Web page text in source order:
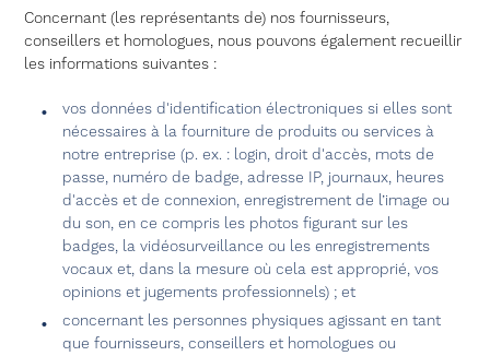
Concernant (les représentants de) nos fournisseurs,
conseillers et homologues, nous pouvons également recueillir
les informations suivantes :
vos données d'identification électroniques si elles sont
nécessaires à la fourniture de produits ou services à
notre entreprise (p. ex. : login, droit d'accès, mots de
passe, numéro de badge, adresse IP, journaux, heures
d'accès et de connexion, enregistrement de l’image ou
du son, en ce compris les photos figurant sur les
badges, la vidéosurveillance ou les enregistrements
vocaux et, dans la mesure où cela est approprié, vos
opinions et jugements professionnels) ; et
concernant les personnes physiques agissant en tant
que fournisseurs, conseillers et homologues ou